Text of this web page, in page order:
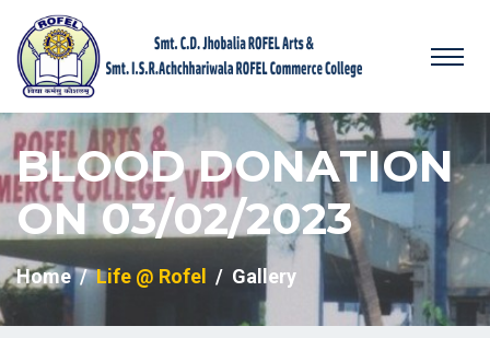
BLOOD DONATION
ON 03/02/2023
Home Life @ Rofel Gallery